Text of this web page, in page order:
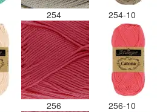
254 254-10
256 256-10